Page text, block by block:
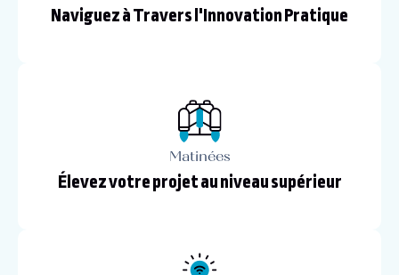
Naviguez à Travers l'Innovation Pratique
Matinées
Élevez votre projet au niveau supérieur